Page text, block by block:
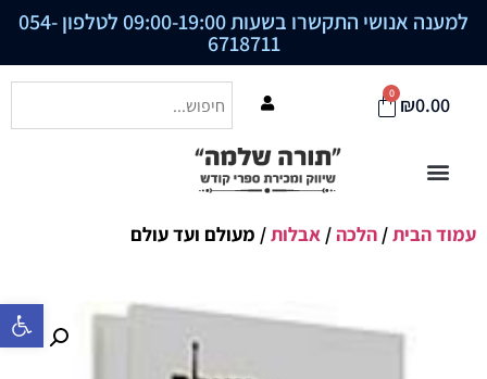
פתח סרגל
למענה אנושי התקשרו בשעות 09:00-19:00 לטלפון 054-
6718711
₪0.00
0
עמוד הבית/ הלכה/ אבלות/ מעולם ועד עולם